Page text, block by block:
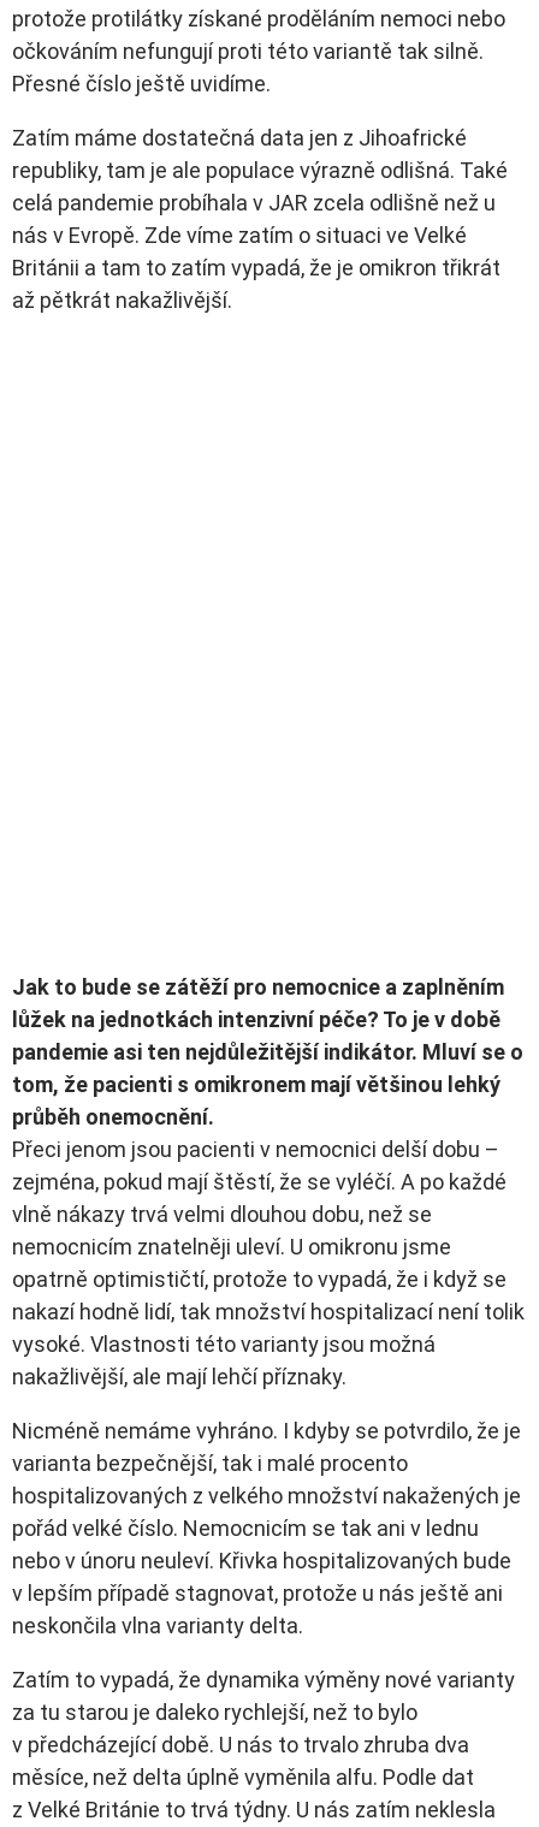
protože protilátky získané proděláním nemoci nebo
očkováním nefungují proti této variantě tak silně.
Přesné číslo ještě uvidíme.
Zatím máme dostatečná data jen z Jihoafrické
republiky, tam je ale populace výrazně odlišná. Také
celá pandemie probíhala v JAR zcela odlišně než u
nás v Evropě. Zde víme zatím o situaci ve Velké
Británii a tam to zatím vypadá, že je omikron třikrát
až pětkrát nakažlivější.
Jak to bude se zátěží pro nemocnice a zaplněním
lůžek na jednotkách intenzivní péče? To je v době
pandemie asi ten nejdůležitější indikátor. Mluví se o
tom, že pacienti s omikronem mají většinou lehký
průběh onemocnění.
Přeci jenom jsou pacienti v nemocnici delší dobu –
zejména, pokud mají štěstí, že se vyléčí. A po každé
vlně nákazy trvá velmi dlouhou dobu, než se
nemocnicím znatelněji uleví. U omikronu jsme
opatrně optimističtí, protože to vypadá, že i když se
nakazí hodně lidí, tak množství hospitalizací není tolik
vysoké. Vlastnosti této varianty jsou možná
nakažlivější, ale mají lehčí příznaky.
Nicméně nemáme vyhráno. I kdyby se potvrdilo, že je
varianta bezpečnější, tak i malé procento
hospitalizovaných z velkého množství nakažených je
pořád velké číslo. Nemocnicím se tak ani v lednu
nebo v únoru neuleví. Křivka hospitalizovaných bude
v lepším případě stagnovat, protože u nás ještě ani
neskončila vlna varianty delta.
Zatím to vypadá, že dynamika výměny nové varianty
za tu starou je daleko rychlejší, než to bylo
v předcházející době. U nás to trvalo zhruba dva
měsíce, než delta úplně vyměnila alfu. Podle dat
z Velké Británie to trvá týdny. U nás zatím neklesla